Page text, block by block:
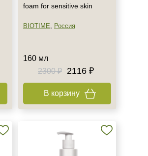
foam for sensitive skin
BIOTIME, Россия
160 мл
2300 ₽
2116 ₽
В корзину